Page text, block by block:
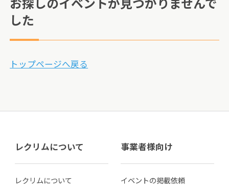
お探しのイベントが見つかりませんで
した
トップページへ戻る
レクリムについて
レクリムについて
事業者様向け
イベントの掲載依頼